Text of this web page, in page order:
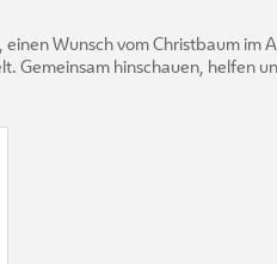
Wunsch vom Christbaum im
Gemeinsam hinschauen, helfen